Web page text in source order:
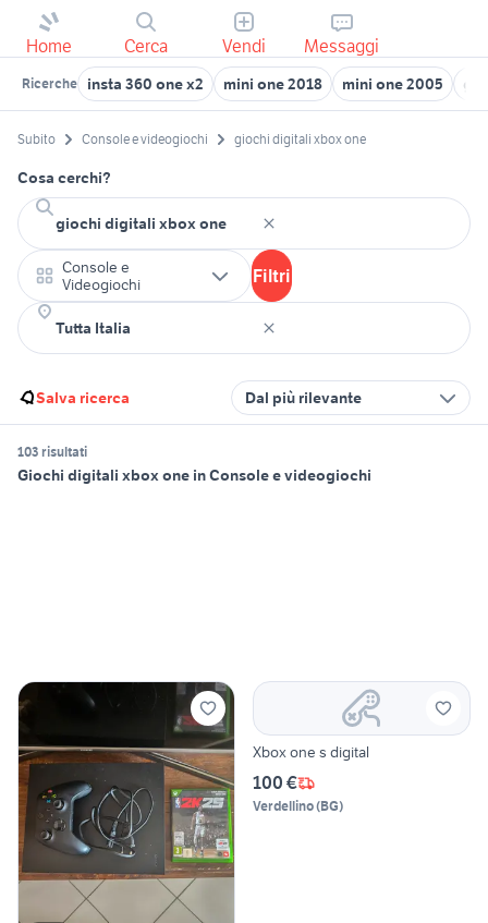
Home Cerca Vendi Messaggi
Ricerche insta 360 one x2 mini one 2018 mini one 2005
Subito Console e videogiochi giochi digitali xbox one
Cosa cerchi?
Console e
Videogiochi
Filtri
Salva ricerca Dal più rilevante
103 risultati
Giochi digitali xbox one in Console e videogiochi
Xbox one s digital
100 €
Verdellino(BG)